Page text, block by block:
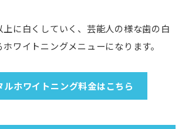
上に白くしていく、芸能人の様な歯の白
ワイトニングメニューになります。
ルホワイトニング料金はこちら